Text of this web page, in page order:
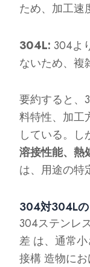
ため、加工速
304L: 304よ
ないため、複
要約すると、
料特性、加工
している。し
溶接性能、熱
は、用途の特
304対304Lの
304ステンレ
差 は、通常
接構 造物に